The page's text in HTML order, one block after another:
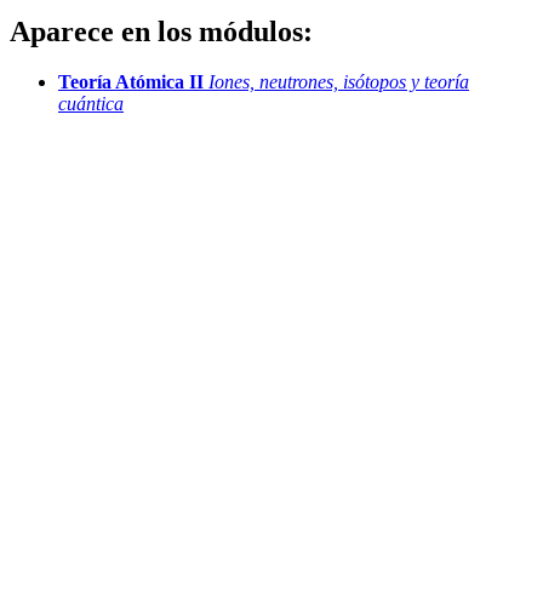
Aparece en los módulos:
Teoría Atómica II Iones, neutrones, isótopos y teoría
cuántica